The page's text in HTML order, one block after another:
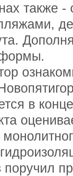
также
в